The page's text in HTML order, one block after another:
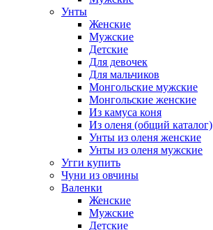
Унты
Женские
Мужские
Детские
Для девочек
Для мальчиков
Монгольские мужские
Монгольские женские
Из камуса коня
Из оленя (общий каталог)
Унты из оленя женские
Унты из оленя мужские
Угги купить
Чуни из овчины
Валенки
Женские
Мужские
Детские